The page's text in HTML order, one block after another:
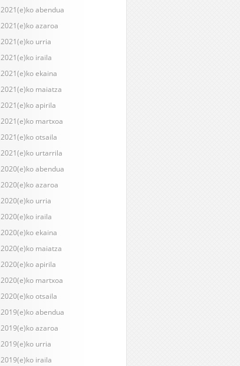
2021(e)ko abendua
2021(e)ko azaroa
2021(e)ko urria
2021(e)ko iraila
2021(e)ko ekaina
2021(e)ko maiatza
2021(e)ko apirila
2021(e)ko martxoa
2021(e)ko otsaila
2021(e)ko urtarrila
2020(e)ko abendua
2020(e)ko azaroa
2020(e)ko urria
2020(e)ko iraila
2020(e)ko ekaina
2020(e)ko maiatza
2020(e)ko apirila
2020(e)ko martxoa
2020(e)ko otsaila
2019(e)ko abendua
2019(e)ko azaroa
2019(e)ko urria
2019(e)ko iraila